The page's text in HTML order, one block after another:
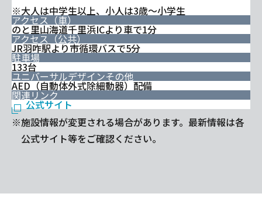
※大人は中学生以上、小人は3歳～小学生
アクセス（車）
のと里山海道千里浜ICより車で1分
アクセス（公共）
JR羽咋駅より市循環バスで5分
駐車場
133台
ユニバーサルデザインその他
AED（自動体外式除細動器）配備
関連リンク
公式サイト
※施設情報が変更される場合があります。最新情報は各
公式サイト等をご確認ください。